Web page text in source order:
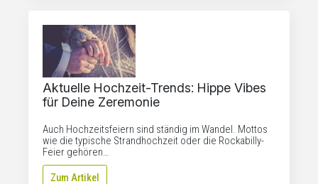
Aktuelle Hochzeit-Trends: Hippe Vibes
für Deine Zeremonie
Auch Hochzeitsfeiern sind ständig im Wandel. Mottos
wie die typische Strandhochzeit oder die Rockabilly-
Feier gehören…
Zum Artikel